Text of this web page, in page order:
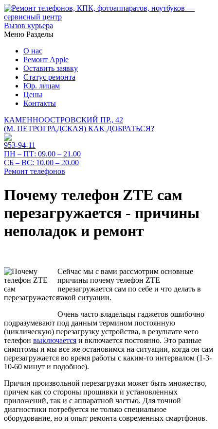
Вызов курьера
Меню Разделы
О нас
Ремонт Apple
Оставить заявку
Статус ремонта
Юр. лицам
Цены
Контакты
КАМЕННООСТРОВСКИЙ ПР., 42
(М. ПЕТРОГРАДСКАЯ) КАК ДОБРАТЬСЯ?
953-94-11
ПН – ПТ: 09.00 – 21.00
СБ – ВС: 10.00 – 20.00
Ремонт телефонов
Почему телефон ZTE сам
перезагружается - причины
неполадок и ремонт
Сейчас мы с вами рассмотрим основные
причины почему телефон ZTE
перезагружается сам по себе и что делать в
такой ситуации.
Очень часто владельцы гаджетов ошибочно
подразумевают под данным термином постоянную
(циклическую) перезагрузку устройства, в результате чего
телефон выключается и включается постоянно. Это разные
симптомы и мы все же остановимся на ситуации, когда он сам
перезагружается во время работы с каким-то интервалом (1-3-
10-60 минут и подобное).
Причин произвольной перезагрузки может быть множество,
причем как со стороны прошивки и установленных
приложений, так и с аппаратной частью. Для точной
диагностики потребуется не только специальное
оборудование, но и опыт ремонта современных смартфонов.